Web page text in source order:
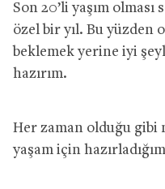
Son 20’li yaşım
özel bir yıl. Bu yüzden
beklemek yerine iyi
hazırım.
Her zaman olduğu gibi
yaşam için